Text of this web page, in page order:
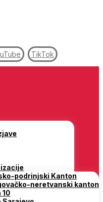
TikTok
podrinjski Kanton
neretvanski kanton
10